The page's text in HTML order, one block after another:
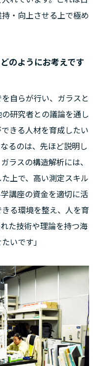
・向上させる上で極め
のようにお考えです
を自らが行い、ガラスと
研究者との議論を通し
きる人材を育成したい
るのは、先ほど説明し
ラスの構造解析には、
上で、高い測定スキル
講座の資金を適切に活
る環境を整え、人を育
た技術や理論を持つ海
いです」